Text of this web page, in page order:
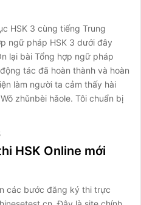
HSK 3 cùng tiếng Trung
ngữ pháp HSK 3 dưới đây
lại bài Tổng hợp ngữ pháp
tác đã hoàn thành và hoàn
làm người ta cảm thấy hài
zhǔnbèi hǎole. Tôi chuẩn bị
HSK Online mới
các bước đăng ký thi trực